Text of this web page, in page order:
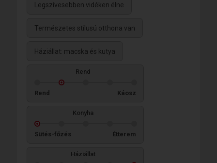
Legszívesebben vidéken élne
Természetes stílusú otthona van
Háziállat: macska és kutya
Rend
Rend Káosz
Konyha
Sütés-főzés Étterem
Háziállat